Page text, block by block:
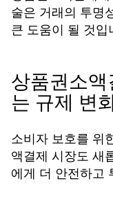
술은 거래의 투명
큰 도움이 될 것입
상품권소
는 규제 변
소비자 보호를 위
액결제 시장도 새
에게 더 안전하고